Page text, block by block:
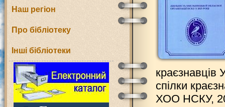
Наш регіон
Про бібліотеку
Інші бібліотеки
краєзнавців
спілки
ХОО НСКУ,